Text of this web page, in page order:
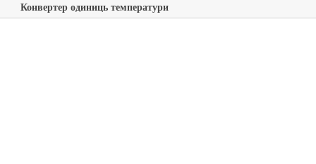
Конвертер одиниць температури